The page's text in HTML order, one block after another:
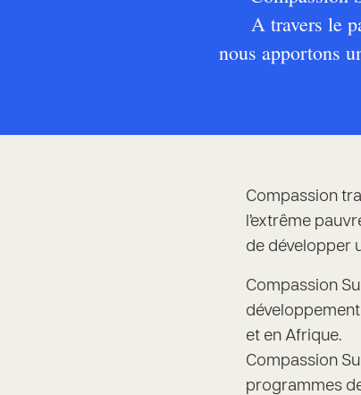
A travers le
nous apportons
Compassion
l’extrême
de développer
Compassion
et en Afrique.
Compassion
programmes